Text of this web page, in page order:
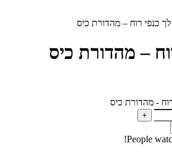
כנפי רוח – מהדורת כיס
– מהדורת כיס
- מהדורת כיס
People